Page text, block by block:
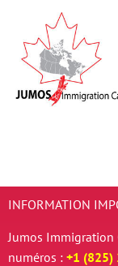
INFORMATION
Jumos Immigration
numéros : +1 (825)